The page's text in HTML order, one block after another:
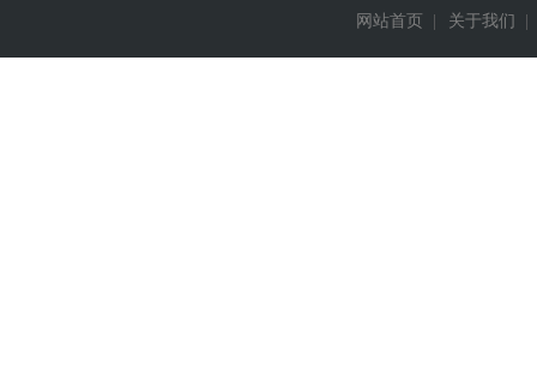
网站首页 关于我们